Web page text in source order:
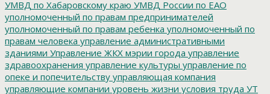
УМВД по Хабаровскому краю УМВД России по ЕАО
уполномоченный по правам предпринимателей
уполномоченный по правам ребенка уполномоченный по
правам человека управление административными
зданиями Управление ЖКХ мэрии города управление
здравоохранения управление культуры управление по
опеке и попечительству управляющая компания
управляющие компании уровень жизни условия труда УТ